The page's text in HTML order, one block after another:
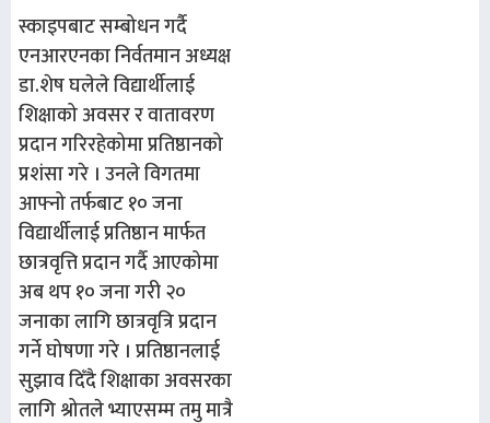
स्काइपबाट सम्बोधन गर्दै
एनआरएनका निर्वतमान अध्यक्ष
डा.शेष घलेले विद्यार्थीलाई
शिक्षाको अवसर र वातावरण
प्रदान गरिरहेकोमा प्रतिष्ठानको
प्रशंसा गरे । उनले विगतमा
आफ्नो तर्फबाट १० जना
विद्यार्थीलाई प्रतिष्ठान मार्फत
छात्रवृत्ति प्रदान गर्दै आएकोमा
अब थप १० जना गरी २०
जनाका लागि छात्रवृत्रि प्रदान
गर्ने घोषणा गरे । प्रतिष्ठानलाई
सुझाव दिँदै शिक्षाका अवसरका
लागि श्रोतले भ्याएसम्म तमु मात्रै